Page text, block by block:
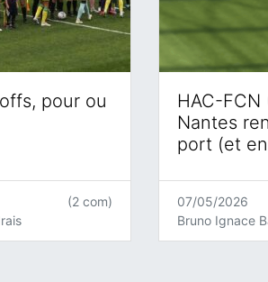
pour ou
(2 com)
HAC-
Nantes
port (et
07/05/2026
Bruno Ignace